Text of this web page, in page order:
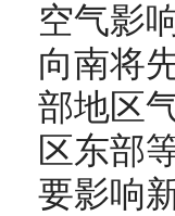
空气影
向南将
部地区
区东部
要影响